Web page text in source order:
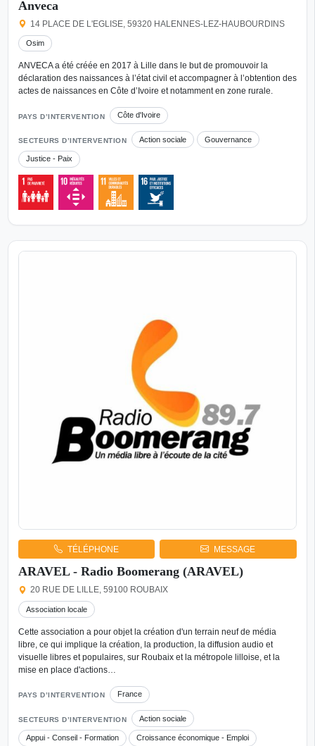
Anveca
14 PLACE DE L'EGLISE, 59320 HALENNES-LEZ-HAUBOURDINS
Osim
ANVECA a été créée en 2017 à Lille dans le but de promouvoir la
déclaration des naissances à l’état civil et accompagner à l’obtention des
actes de naissances en Côte d’Ivoire et notamment en zone rurale.
PAYS D’INTERVENTION Côte d'Ivoire
SECTEURS D’INTERVENTION Action sociale Gouvernance
Justice - Paix
TÉLÉPHONE MESSAGE
ARAVEL - Radio Boomerang (ARAVEL)
20 RUE DE LILLE, 59100 ROUBAIX
Association locale
Cette association a pour objet la création d'un terrain neuf de média
libre, ce qui implique la création, la production, la diffusion audio et
visuelle libres et populaires, sur Roubaix et la métropole lilloise, et la
mise en place d'actions…
PAYS D’INTERVENTION France
SECTEURS D’INTERVENTION Action sociale
Appui - Conseil - Formation Croissance économique - Emploi